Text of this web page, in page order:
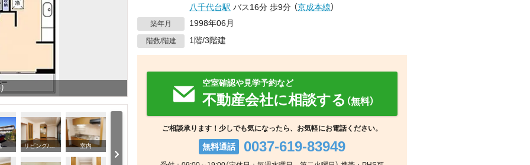
リビング/ダイニング 室内 地図 その他
八千代台駅 バス16分 歩9分 （京成本線）
築年月 1998年06月
階数/階建 1階/3階建
空室確認や見学予約など
不動産会社に相談する （無料）
ご相談承ります！少しでも気になったら、お気軽にお電話ください。
無料通話 0037-619-83949